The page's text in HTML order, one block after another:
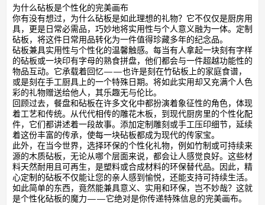
为什么砧板是个性化的完美画布
你有没有想过，为什么砧板是如此理想的礼物？它不仅仅是厨房用
具，更是日常必需品，巧妙地将实用性与个人意义融为一体。定制
砧板，将这件日常用品转化为一件值得珍藏多年的纪念品。
砧板兼具实用性与个性化的温馨触感。每当有人拿起一块刻有字样
的砧板或一块印有字母的熟食拼盘，他们都会与一件超越功能性的
物品互动。它承载着回忆——也许是刻在竹砧板上的家庭食谱，
或是刻在手工厨具上的一个特殊日期。将如此实用却又充满个人色
彩的礼物赠送给他人，其乐趣无与伦比。
回顾过去，餐盘和砧板在许多文化中都扮演着象征性的角色，体现
着工艺和传统。从代代相传的雕花木板，到现代厨房里的个性化配
件，它们都讲述着一段故事。添加定制雕刻或手工压印细节，延续
着这份丰富的传承，使每一块砧板都成为现代的传家宝。
此外，在当今世界，选择环保的个性化礼物，例如竹制或可持续来
源的木质砧板，无论从哪个层面来说，都会让人感觉良好。这些材
料天然耐用且可再生，是塑料或合成材料的环保替代品。因此，精
心定制的砧板不仅能让您的亲人感到愉悦，还能支持可持续生活。
如此简单的东西，竟然能兼具意义、实用和环保，岂不妙哉？这就
是个性化砧板的魔力——它绝对是你传递特殊信息的完美画布。